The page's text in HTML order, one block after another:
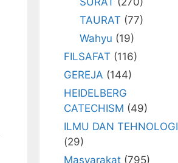
TAURAT (77)
Wahyu (19)
FILSAFAT (116)
GEREJA (144)
HEIDELBERG
CATECHISM (49)
ILMU DAN TEHNOLOGI
(29)
Masyarakat (795)